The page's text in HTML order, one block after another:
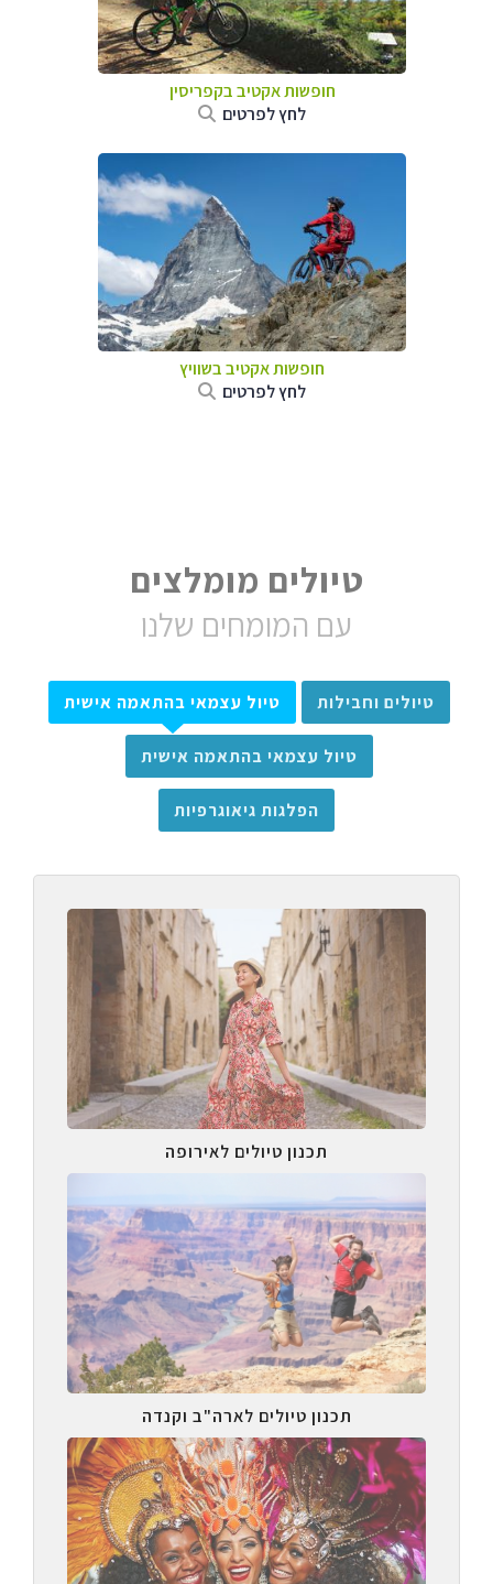
חופשות אקטיב בקפריסין
לחץ לפרטים
חופשות אקטיב בשוויץ
לחץ לפרטים
טיולים מומלצים
עם המומחים שלנו
טיולים וחבילות טיול עצמאי בהתאמה אישית
טיול עצמאי בהתאמה אישית
הפלגות גיאוגרפיות
תכנון טיולים לאירופה
תכנון טיולים לארה"ב וקנדה